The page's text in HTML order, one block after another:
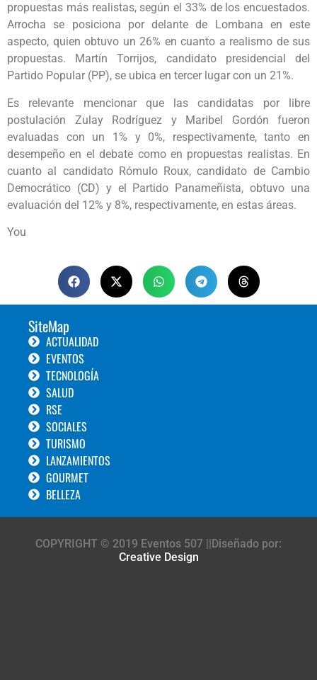
propuestas más realistas, según el 33% de los encuestados.
Arrocha se posiciona por delante de Lombana en este
aspecto, quien obtuvo un 26% en cuanto a realismo de sus
propuestas. Martín Torrijos, candidato presidencial del
Partido Popular (PP), se ubica en tercer lugar con un 21%.
Es relevante mencionar que las candidatas por libre
postulación Zulay Rodríguez y Maribel Gordón fueron
evaluadas con un 1% y 0%, respectivamente, tanto en
desempeño en el debate como en propuestas realistas. En
cuanto al candidato Rómulo Roux, candidato de Cambio
Democrático (CD) y el Partido Panameñista, obtuvo una
evaluación del 12% y 8%, respectivamente, en estas áreas.
You
SiteMap
ACTUALIDAD
EVENTOS
TECNOLOGÍA
SALUD
RSE
SOCIALES
TURISMO
LANZAMIENTOS
GOURMET
BELLEZA
COPYRIGHT © 2019 Eventos 507 ||Diseñado por:
Creative Design